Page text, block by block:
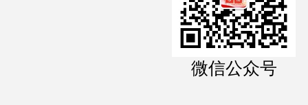
微信公众号